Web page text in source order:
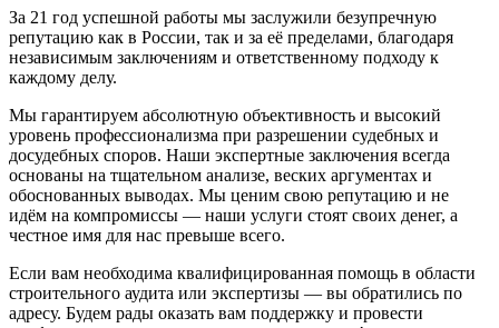
За 21 год успешной работы мы заслужили безупречную
репутацию как в России, так и за её пределами, благодаря
независимым заключениям и ответственному подходу к
каждому делу.
Мы гарантируем абсолютную объективность и высокий
уровень профессионализма при разрешении судебных и
досудебных споров. Наши экспертные заключения всегда
основаны на тщательном анализе, веских аргументах и
обоснованных выводах. Мы ценим свою репутацию и не
идём на компромиссы — наши услуги стоят своих денег, а
честное имя для нас превыше всего.
Если вам необходима квалифицированная помощь в области
строительного аудита или экспертизы — вы обратились по
адресу. Будем рады оказать вам поддержку и провести